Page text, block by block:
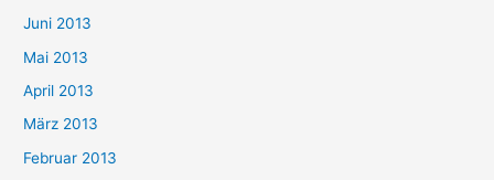
Juni 2013
Mai 2013
April 2013
März 2013
Februar 2013